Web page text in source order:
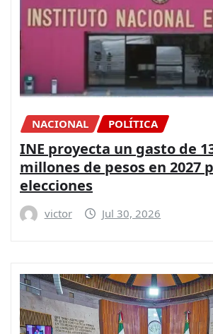
NACIONAL POLÍTICA
INE proyecta un gasto de
millones de pesos en 2027
elecciones
victor Jul 30, 2026